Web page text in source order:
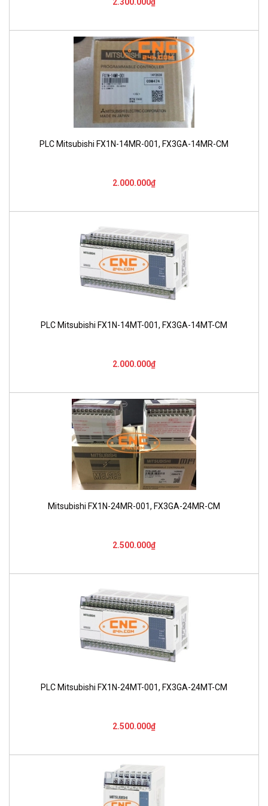
PLC Mitsubishi FX1N-14MR-001, FX3GA-14MR-CM
2.000.000₫
PLC Mitsubishi FX1N-14MT-001, FX3GA-14MT-CM
2.000.000₫
Mitsubishi FX1N-24MR-001, FX3GA-24MR-CM
2.500.000₫
PLC Mitsubishi FX1N-24MT-001, FX3GA-24MT-CM
2.500.000₫